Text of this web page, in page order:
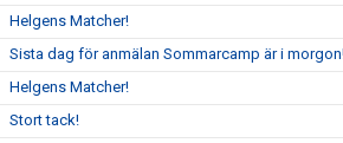
Helgens Matcher!
Sista dag för anmälan Sommarcamp är i
Helgens Matcher!
Stort tack!